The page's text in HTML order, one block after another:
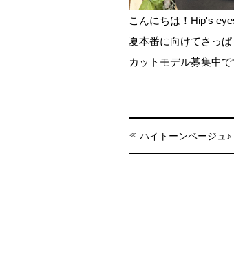
こんにちは！Hip's
夏本番に向けてさっ
カットモデル募集中で
ハイトーンベージュ♪